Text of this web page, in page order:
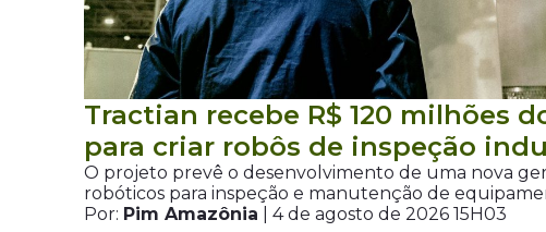
Tractian recebe R$ 120 milhões
para criar robôs de inspeção
O projeto prevê o desenvolvimento de uma nova
robóticos para inspeção e manutenção de
Por: Pim Amazônia | 4 de agosto de 2026 15H03